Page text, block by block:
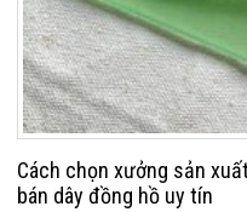
Cách chọn xưởng sản
bán dây đồng hồ uy tín